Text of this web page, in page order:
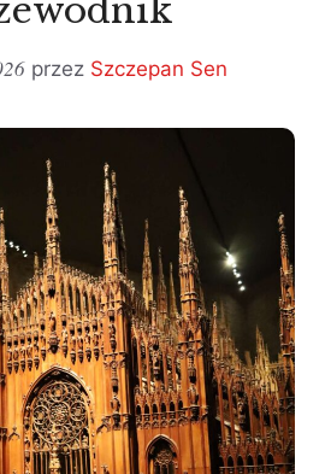
przez Szczepan Sen